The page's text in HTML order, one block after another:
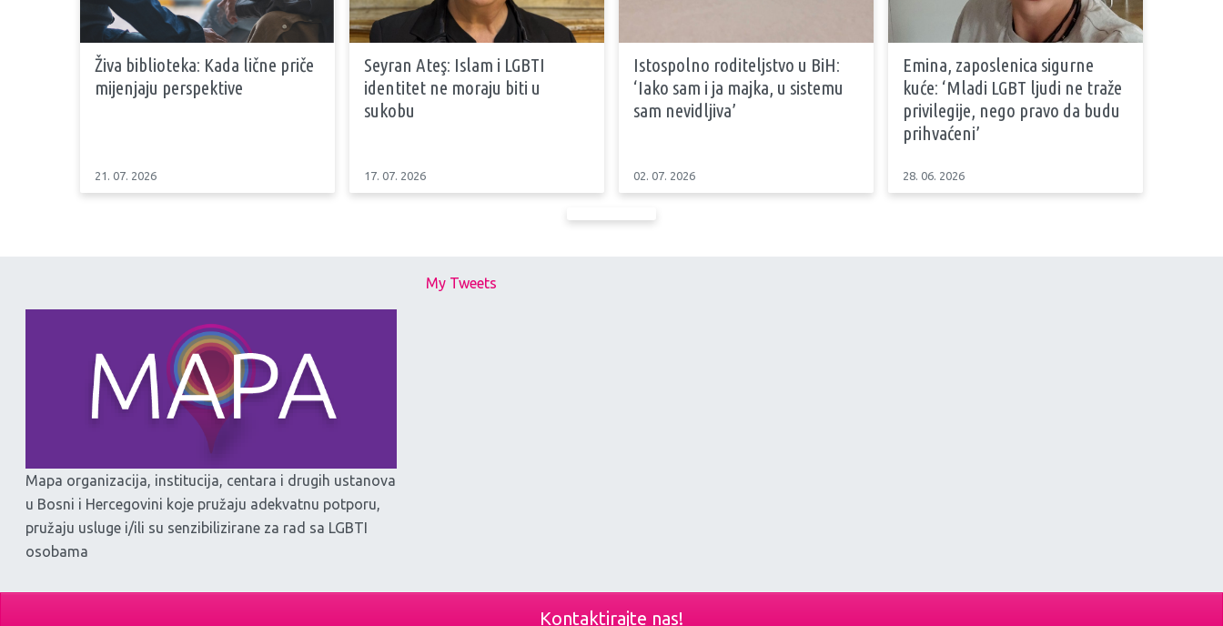
Živa biblioteka: Kada lične priče
mijenjaju perspektive
21. 07. 2026
Seyran Ateş: Islam i LGBTI
identitet ne moraju biti u
sukobu
17. 07. 2026
Istospolno roditeljstvo u BiH:
‘Iako sam i ja majka, u sistemu
sam nevidljiva’
02. 07. 2026
Emina, zaposlenica sigurne
kuće: ‘Mladi LGBT ljudi ne traže
privilegije, nego pravo da budu
prihvaćeni’
28. 06. 2026
Mapa organizacija, institucija, centara i drugih ustanova
u Bosni i Hercegovini koje pružaju adekvatnu potporu,
pružaju usluge i/ili su senzibilizirane za rad sa LGBTI
osobama
My Tweets
Kontaktirajte nas!